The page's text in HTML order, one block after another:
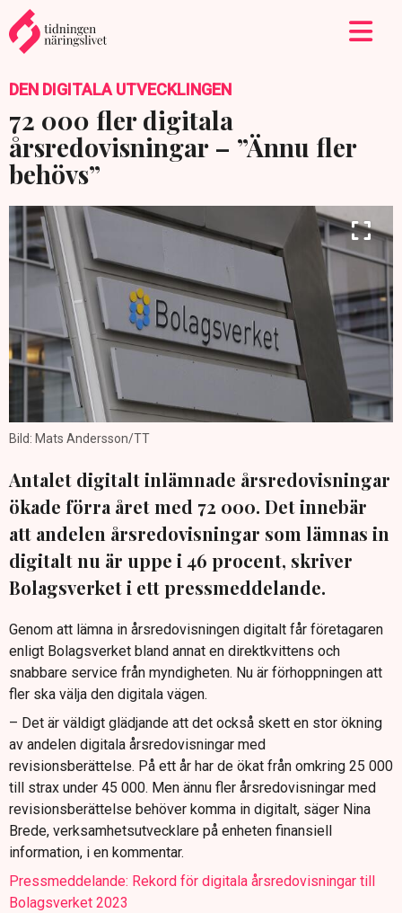
DEN DIGITALA UTVECKLINGEN
72 000 fler digitala
årsredovisningar – ”Ännu fler
behövs”
Bild: Mats Andersson/TT
Antalet digitalt inlämnade årsredovisningar
ökade förra året med 72 000. Det innebär
att andelen årsredovisningar som lämnas in
digitalt nu är uppe i 46 procent, skriver
Bolagsverket i ett pressmeddelande.
Genom att lämna in årsredovisningen digitalt får företagaren
enligt Bolagsverket bland annat en direktkvittens och
snabbare service från myndigheten. Nu är förhoppningen att
fler ska välja den digitala vägen.
– Det är väldigt glädjande att det också skett en stor ökning
av andelen digitala årsredovisningar med
revisionsberättelse. På ett år har de ökat från omkring 25 000
till strax under 45 000. Men ännu fler årsredovisningar med
revisionsberättelse behöver komma in digitalt, säger Nina
Brede, verksamhetsutvecklare på enheten finansiell
information, i en kommentar.
Pressmeddelande: Rekord för digitala årsredovisningar till
Bolagsverket 2023